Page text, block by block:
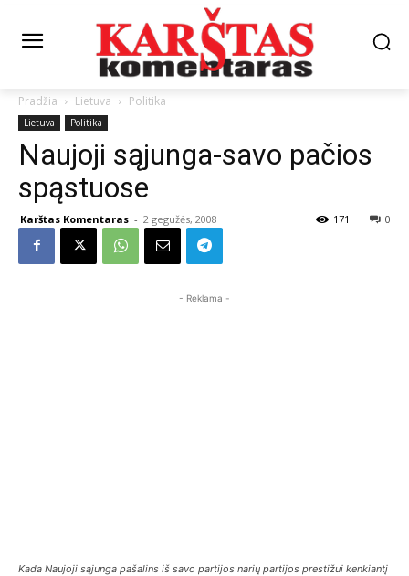
Pradžia Lietuva Politika
Lietuva Politika
Naujoji sąjunga-savo pačios
spąstuose
Karštas Komentaras - 2 gegužės, 2008 0
171
- Reklama -
Kada Naujoji sąjunga pašalins iš savo partijos narių partijos prestižui kenkiantį